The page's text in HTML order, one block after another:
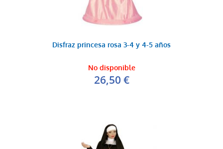
Disfraz princesa rosa 3-4 y 4-5 años
No disponible
26,50 €